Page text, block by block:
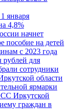
января
4,8%
начнет
пособие на детей
с 2023 года
рублей для
сотрудники
области
ярмарки
Иркутской
граждан в